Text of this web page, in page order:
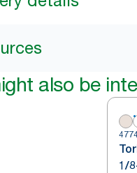
also be
1/